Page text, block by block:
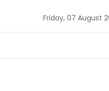
Friday, 07 August